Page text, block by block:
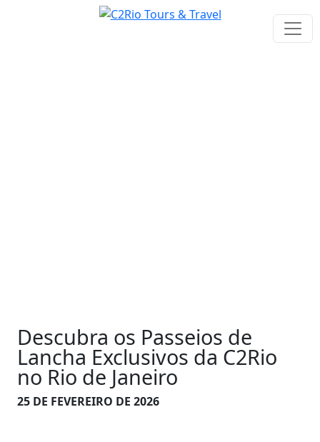
Descubra os Passeios de
Lancha Exclusivos da C2Rio
no Rio de Janeiro
25 DE FEVEREIRO DE 2026